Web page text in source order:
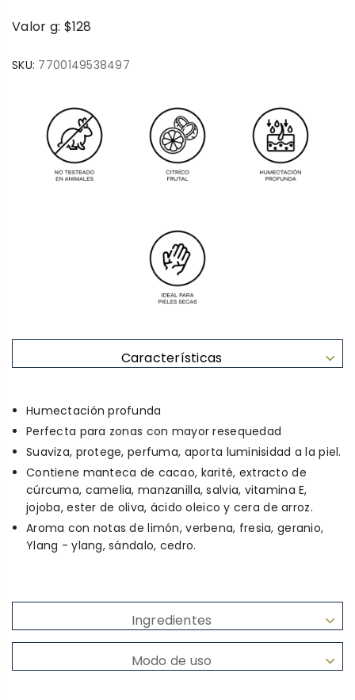
Valor g: $128
SKU: 7700149538497
Características
Humectación profunda
Perfecta para zonas con mayor resequedad
Suaviza, protege, perfuma, aporta luminisidad a la piel.
Contiene manteca de cacao, karité, extracto de
cúrcuma, camelia, manzanilla, salvia, vitamina E,
jojoba, ester de oliva, ácido oleico y cera de arroz.
Aroma con notas de limón, verbena, fresia, geranio,
Ylang - ylang, sándalo, cedro.
Ingredientes
Modo de uso